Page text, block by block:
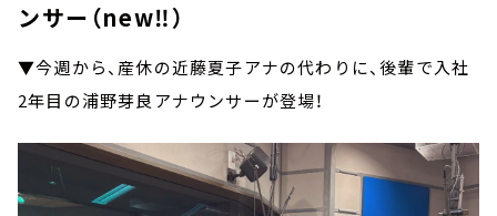
ンサー（new‼️）
▼今週から、産休の近藤夏子アナの代わりに、後輩で入社
2年目の浦野芽良アナウンサーが登場！